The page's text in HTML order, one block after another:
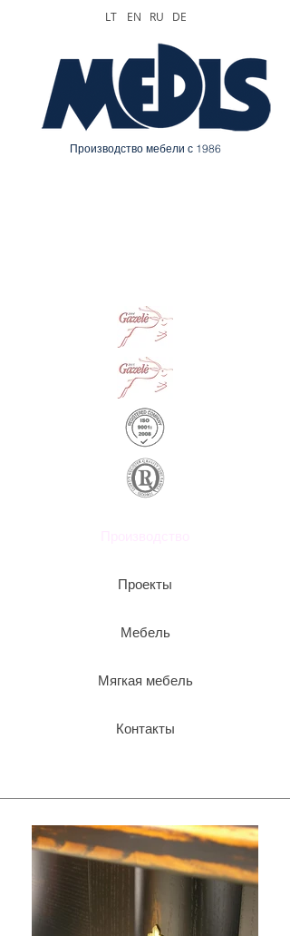
LT EN RU DE
Производство мебели с 1986
Проекты
Мебель
Мягкая мебель
Контакты